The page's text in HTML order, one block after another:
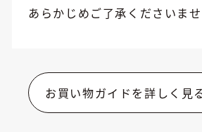
あらかじめご了承くださいませ
お買い物ガイドを詳しく見